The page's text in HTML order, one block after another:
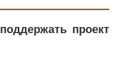
проект